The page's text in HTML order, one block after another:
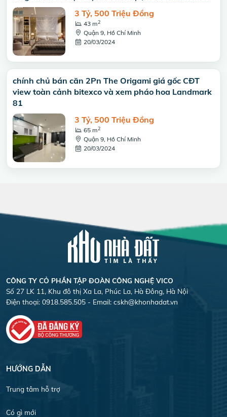
3 Tỷ, 500 Triệu Đồng
43 m2
Quận 9, Hồ Chí Minh
20/03/2024
chính chủ bán căn 2Pn The Origami giá gốc CĐT
view toàn cảnh bitexco và xem pháo hoa Landmark
81
3 Tỷ, 500 Triệu Đồng
65 m2
Quận 9, Hồ Chí Minh
20/03/2024
CÔNG TY CỎ PHẦN TẬP ĐOÀN CÔNG NGHỆ VICO
Số 27 LK 11, Khu đô thị Xa La, Phúc La, Hà Đông, Hà Nội
Điện thoại: 0918.585.505 - Email: cskh@khonhadat.vn
HƯỚNG DẪN
Trung tâm hỗ trợ
Có gì mới